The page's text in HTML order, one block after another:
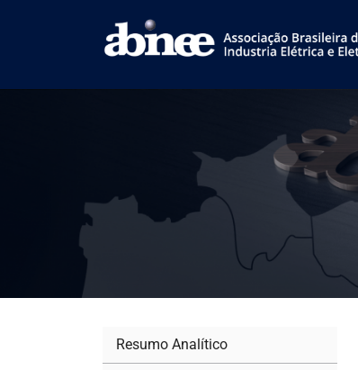
Resumo Analítico